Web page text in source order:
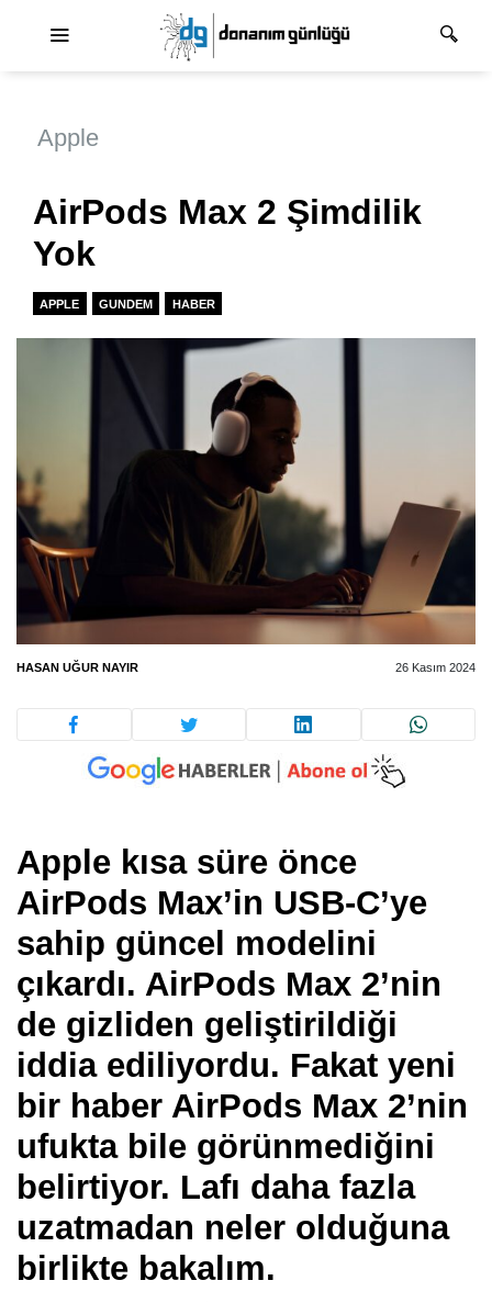
Apple
AirPods Max 2 Şimdilik
Yok
APPLE GUNDEM HABER
HASAN UĞUR NAYIR 26 Kasım 2024
Apple kısa süre önce
AirPods Max’in USB-C’ye
sahip güncel modelini
çıkardı. AirPods Max 2’nin
de gizliden geliştirildiği
iddia ediliyordu. Fakat yeni
bir haber AirPods Max 2’nin
ufukta bile görünmediğini
belirtiyor. Lafı daha fazla
uzatmadan neler olduğuna
birlikte bakalım.